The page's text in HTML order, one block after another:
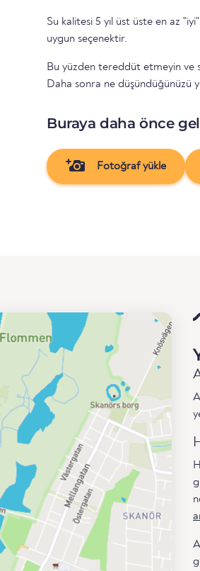
Su kalitesi 5 yıl üst üste en az "iyi"
uygun seçenektir.
Bu yüzden tereddüt etmeyin ve
Daha sonra ne düşündüğünüzü
Buraya daha önce
Fotoğraf yükle